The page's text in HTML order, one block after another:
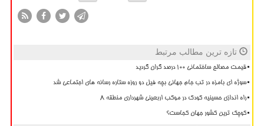
تازه ترین مطالب مرتبط
قیمت مصالح ساختمانی ۱۰۰ درصد گران گردید
سوژه ای بامزه در تب جام جهانی بچه فیل دو روزه ستاره رسانه های اجتماعی شد
راه اندازی حسینیه کودک در موکب اربعینی شهرداری منطقه ۸
کوچک ترین کشور جهان کجاست؟